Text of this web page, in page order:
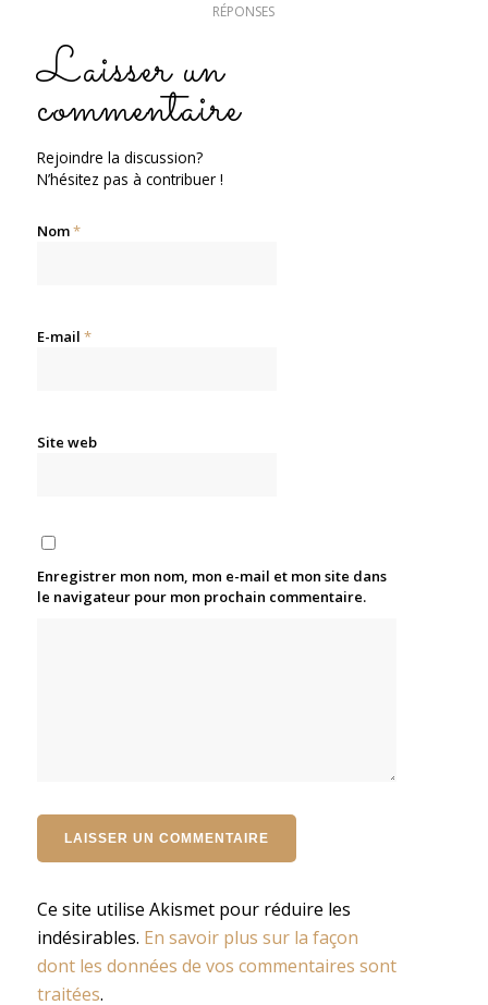
RÉPONSES
Laisser un
commentaire
Rejoindre la discussion?
N’hésitez pas à contribuer !
Nom*
E-mail *
Site web
Enregistrer mon nom, mon e-mail et mon site dans
le navigateur pour mon prochain commentaire.
Ce site utilise Akismet pour réduire les
indésirables. En savoir plus sur la façon
dont les données de vos commentaires sont
traitées.